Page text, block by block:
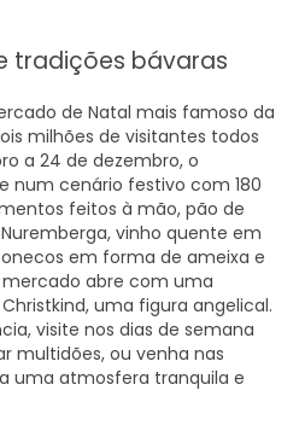
tradições bávaras
de Natal mais famoso da
milhões de visitantes todos
a 24 de dezembro, o
num cenário festivo com 180
feitos à mão, pão de
vinho quente em
em forma de ameixa e
abre com uma
uma figura angelical.
visite nos dias de semana
multidões, ou venha nas
uma atmosfera tranquila e